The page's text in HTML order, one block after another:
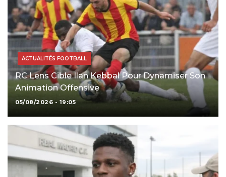
ACTUALITÉS FOOTBALL
RC Lens Cible Ilan Kebbal Pour Dynamiser Son
Animation Offensive
05/08/2026 - 19:05